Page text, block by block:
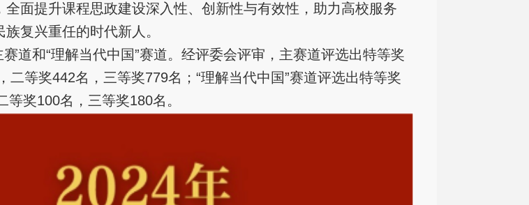
全面提升课程思政建设深入性、创新性与有效性，助力高校服务
复兴重任的时代新人。
道和“理解当代中国”赛道。经评委会评审，主赛道评选出特等奖
二等奖442名，三等奖779名；“理解当代中国”赛道评选出特等奖
等奖100名，三等奖180名。